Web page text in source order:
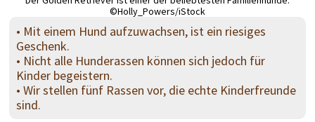
©Holly_Powers/iStock
• Mit einem Hund aufzuwachsen, ist ein riesiges
Geschenk.
• Nicht alle Hunderassen können sich jedoch für
Kinder begeistern.
• Wir stellen fünf Rassen vor, die echte Kinderfreunde
sind.